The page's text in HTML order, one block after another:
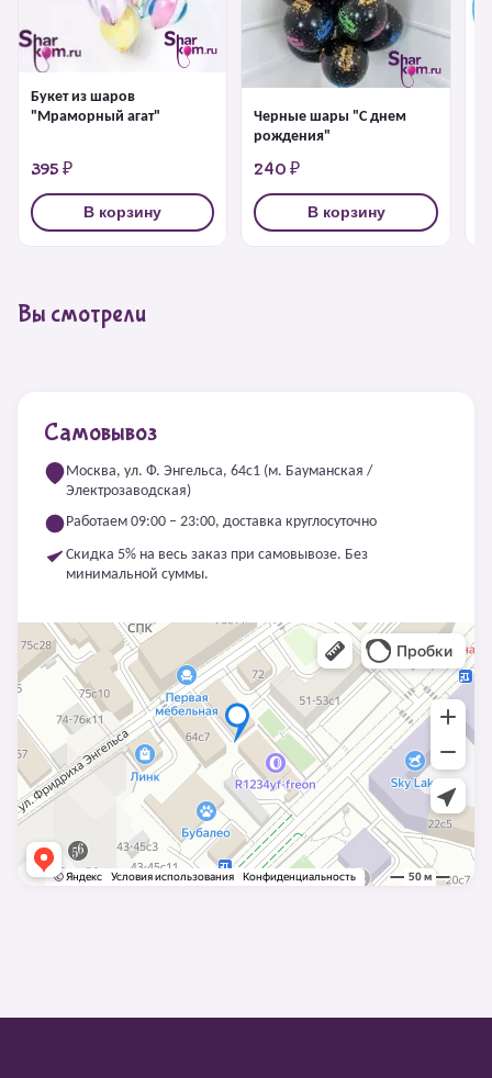
Букет из шаров
"Мраморный агат"
395 ₽
В корзину
Черные шары "С днем
рождения"
240 ₽
В корзину
Вы смотрели
Самовывоз
Москва, ул. Ф. Энгельса, 64с1 (м. Бауманская /
Электрозаводская)
Работаем 09:00 – 23:00, доставка круглосуточно
Скидка 5% на весь заказ при самовывозе. Без
минимальной суммы.